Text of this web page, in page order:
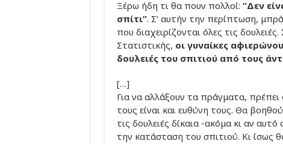
Ξέρω ήδη τι θα πουν πολλοί: “Δεν
σπίτι”. Σ’ αυτήν την περίπτωση,
που διαχειρίζονται όλες τις
Στατιστικής, οι γυναίκες
δουλειές του σπιτιού από τους
[…]
Για να αλλάξουν τα πράγματα,
τους είναι και ευθύνη τους. Θα
τις δουλειές δίκαια -ακόμα κι αν
την κατάσταση του σπιτιού. Κι ίσως